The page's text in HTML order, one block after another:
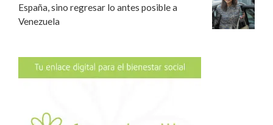
España, sino regresar lo antes posible a
Venezuela